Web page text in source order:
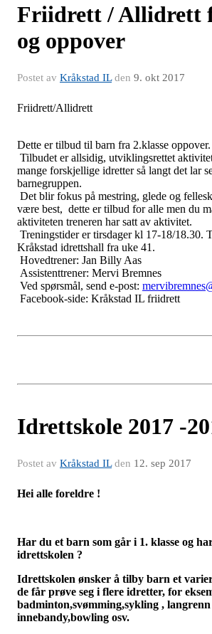
Friidrett / Allidrett
og oppover
Postet av Kråkstad ILden 9. okt 2017
Friidrett/Allidrett
Dette er tilbud til barn fra 2.klasse oppover.
Tilbudet er allsidig, utviklingsrettet
mange forskjellige idretter så langt det lar
barnegruppen.
Det blir fokus på mestring, glede og
være best, dette er tilbud for alle men du
aktiviteten treneren har satt av aktivitet.
Treningstider er tirsdager kl 17-18/18.30.
Kråkstad idrettshall fra uke 41.
Hovedtrener: Jan Billy Aas
Assistenttrener: Mervi Bremnes
Ved spørsmål, send e-post:
Facebook-side: Kråkstad IL friidrett
Idrettskole 2017 -
Postet av Kråkstad ILden 12. sep 2017
Hei alle foreldre !
Har du et barn som går i 1. klasse og
idrettskolen ?
Idrettskolen ønsker å tilby barn et
de får prøve seg i flere idretter, for
badminton,svømming,sykling ,
innebandy,bowling osv.